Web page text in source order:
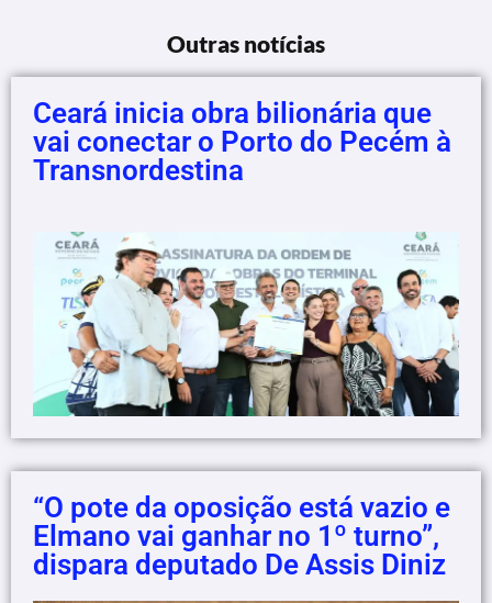
Outras notícias
Ceará inicia obra bilionária que
vai conectar o Porto do Pecém à
Transnordestina
“O pote da oposição está vazio e
Elmano vai ganhar no 1º turno”,
dispara deputado De Assis Diniz